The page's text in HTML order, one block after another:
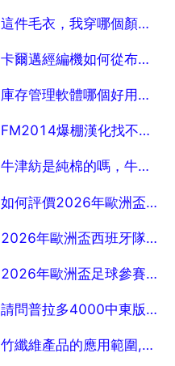
2025-07-25 這件毛衣，我穿哪個顏色好看？ 10
2025-07-25 卡爾邁經編機如何從布面看花盤組織？
2025-07-25 庫存管理軟體哪個好用，簡單倉庫管理軟體哪個好用
2025-07-25 FM2014爆棚漢化找不到安裝目錄 20
2025-07-25 牛津紡是純棉的嗎，牛津紡是什麼面料
2025-07-25 如何評價2026年歐洲盃義大利2比0戰勝西班牙的比賽
2025-07-25 2026年歐洲盃西班牙隊小組賽對手查詢結果
2025-07-25 2026年歐洲盃足球參賽的國家有那些
2025-07-25 請問普拉多4000中東版是哪個國家生產的
2025-07-25 竹纖維產品的應用範圍,竹纖維能做什麼